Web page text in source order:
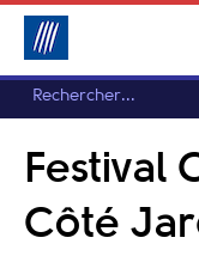
Festival
Côté